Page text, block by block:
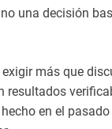
una decisión
más que
resultados
en el